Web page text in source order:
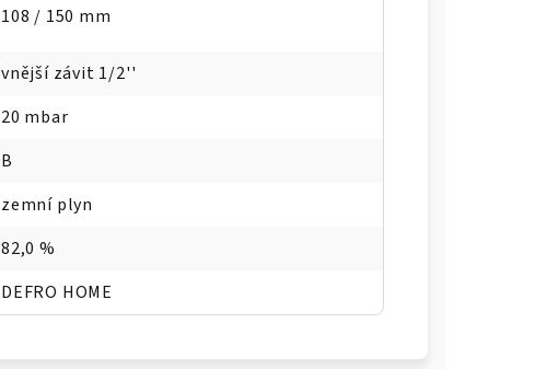
108 / 150 mm
vnější závit 1/2''
20 mbar
B
zemní plyn
82,0 %
DEFRO HOME